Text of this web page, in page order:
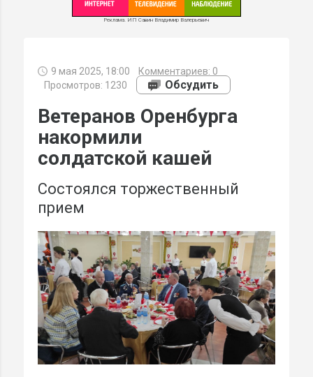
Реклама. ИП Савин Владимир Валерьевич
9 мая 2025, 18:00 Комментариев: 0
Просмотров: 1230
Обсудить
Ветеранов Оренбурга
накормили
солдатской кашей
Состоялся торжественный
прием